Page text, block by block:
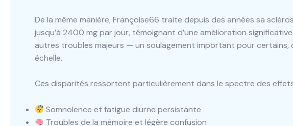
De la même manière, Françoise66 traite depuis des années sa
jusqu’à 2400 mg par jour, témoignant d’une amélioration
autres troubles majeurs — un soulagement important pour certains,
échelle.
Ces disparités ressortent particulièrement dans le spectre des
Somnolence et fatigue diurne persistante
Troubles de la mémoire et légère confusion